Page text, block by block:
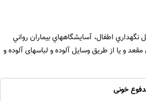
نگهداري اطفال، آسايشگاههاي بيماران رواني
و يا از طريق وسايل آلوده و لباسهای آلوده و
خونی